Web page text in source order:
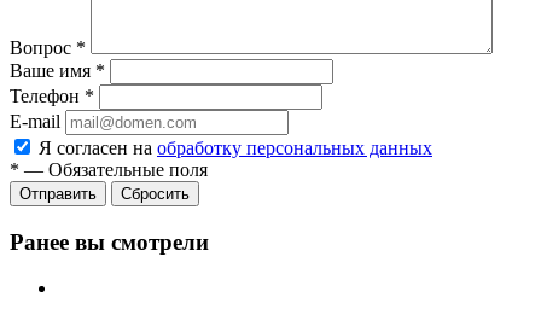
Вопрос *
Ваше имя *
Телефон *
E-mail
Я согласен на обработку персональных данных
* — Обязательные поля
Отправить Сбросить
Ранее вы смотрели